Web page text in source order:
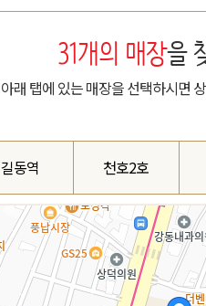
31개의 매장을
아래 탭에 있는 매장을 선택하시면
길동역 천호2호